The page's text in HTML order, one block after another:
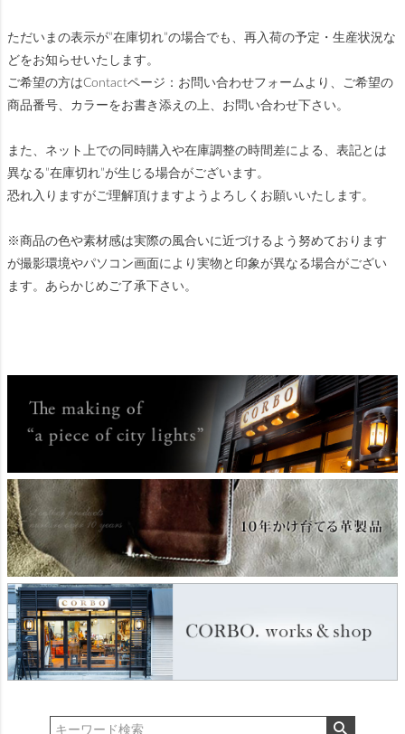
ただいまの表示が”在庫切れ”の場合でも、再入荷の予定・生産状況な
どをお知らせいたします。
ご希望の方はContactページ：お問い合わせフォームより、ご希望の
商品番号、カラーをお書き添えの上、お問い合わせ下さい。
また、ネット上での同時購入や在庫調整の時間差による、表記とは
異なる”在庫切れ”が生じる場合がございます。
恐れ入りますがご理解頂けますようよろしくお願いいたします。
※商品の色や素材感は実際の風合いに近づけるよう努めております
が撮影環境やパソコン画面により実物と印象が異なる場合がござい
ます。あらかじめご了承下さい。